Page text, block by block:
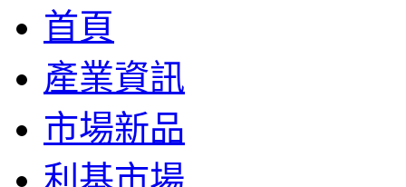
首頁
產業資訊
市場新品
利基市場